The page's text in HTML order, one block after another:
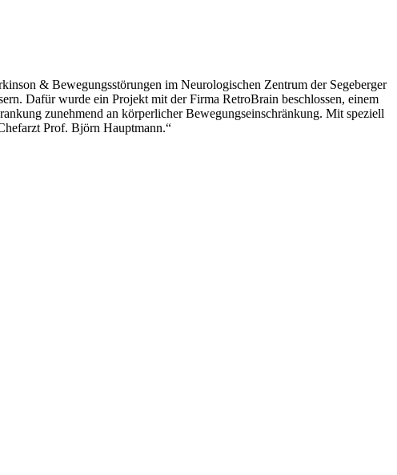
& Bewegungsstörungen im Neurologischen Zentrum der Segeberger
Dafür wurde ein Projekt mit der Firma RetroBrain beschlossen, einem
zunehmend an körperlicher Bewegungseinschränkung. Mit speziell
Prof. Björn Hauptmann.“